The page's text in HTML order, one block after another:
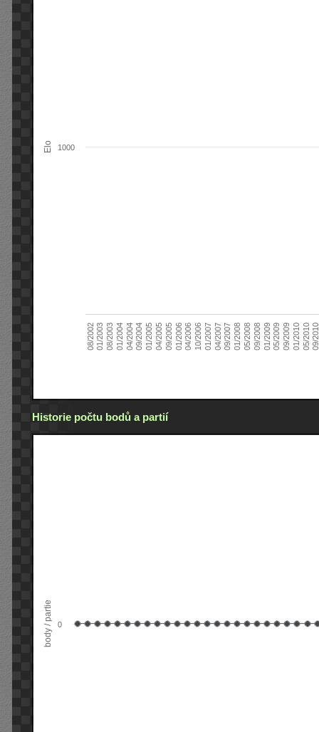
Elo
08/200201/200308/200301/200404/200409/200401/200504/200509/200501/200604/200610/200601/200704/200709/200701/200805/200809/200801/200905/200909/200901/201005/201009/
1000
Historie počtu bodů a partií
body / partie 0